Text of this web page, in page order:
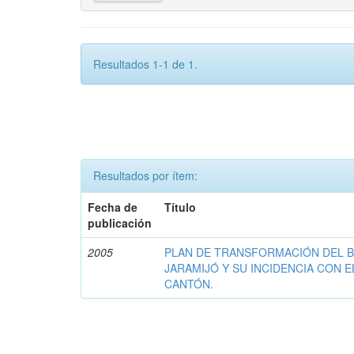
Resultados 1-1 de 1.
Resultados por ítem:
Fecha de
publicación
Título
2005
PLAN DE TRANSFORMACIÓN DEL
JARAMIJÓ Y SU INCIDENCIA CON
CANTÓN.